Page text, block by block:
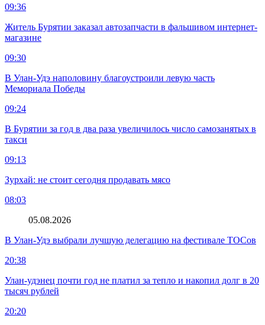
09:36
Житель Бурятии заказал автозапчасти в фальшивом интернет-
магазине
09:30
В Улан-Удэ наполовину благоустроили левую часть
Мемориала Победы
09:24
В Бурятии за год в два раза увеличилось число самозанятых в
такси
09:13
Зурхай: не стоит сегодня продавать мясо
08:03
05.08.2026
В Улан-Удэ выбрали лучшую делегацию на фестивале ТОСов
20:38
Улан-удэнец почти год не платил за тепло и накопил долг в 20
тысяч рублей
20:20